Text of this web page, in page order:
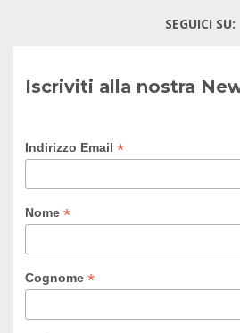
SEGUICI SU:
Iscriviti alla nostra
Indirizzo Email *
Nome *
Cognome *